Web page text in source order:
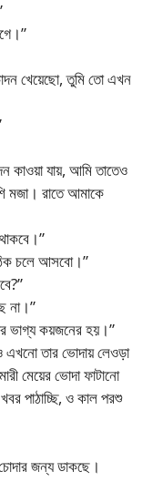
খেয়েছো, তুমি তো এখন
কাওয়া যায়, আমি তাতেও
মজা। রাতে আমাকে
চলে আসবো।”
না।”
ভাগ্য কয়জনের হয়।”
এখনো তার ভোদায় লেওড়া
মেয়ের ভোদা ফাটানো
পাঠাচ্ছি, ও কাল পরশু
চোদার জন্য ডাকছে।